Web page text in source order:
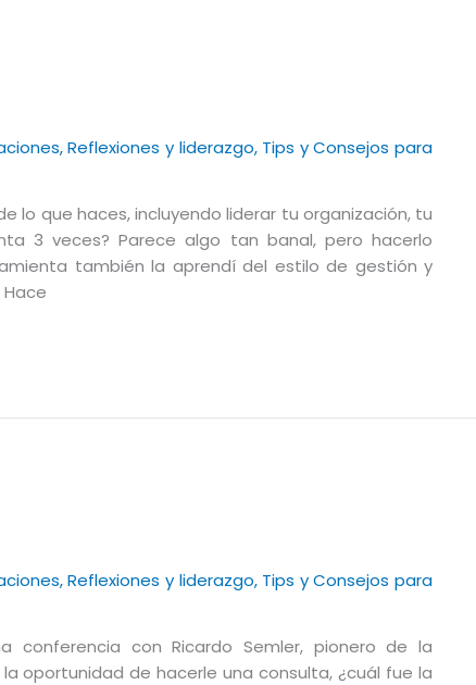
,Reflexiones y liderazgo, Tips y Consejos para
lo que haces, incluyendo liderar tu organización, tu
3 veces? Parece algo tan banal, pero hacerlo
también la aprendí del estilo de gestión y
,Reflexiones y liderazgo, Tips y Consejos para
conferencia con Ricardo Semler, pionero de la
oportunidad de hacerle una consulta, ¿cuál fue la